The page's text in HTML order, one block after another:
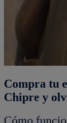
Compra tu
Chipre y